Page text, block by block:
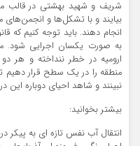
شریف و شهید بهشتی در قالب
بیایند و با تشکل‌ها و انجمن‌های
انجام دهند. باید توجه کنیم که
به صورت یکسان اجرایی شود.
ارومیه در خطر ننداخته و هر
منطقه را در یک سطح قرار دهیم
نبینند و شاهد احیای دوباره این
بیشتر بخوانید:
انتقال آب نفس تازه ای به پیکر